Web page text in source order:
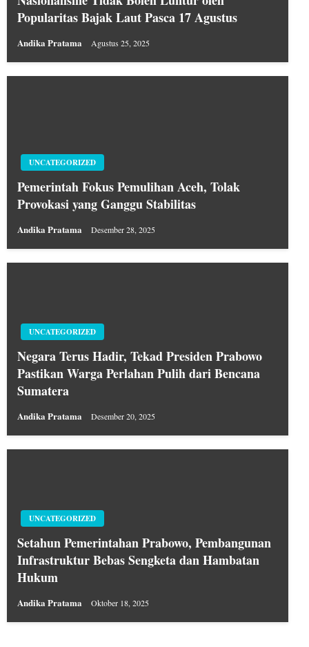
Popularitas Bajak Laut Pasca 17 Agustus
Andika Pratama Agustus 25, 2025
UNCATEGORIZED
Pemerintah Fokus Pemulihan Aceh, Tolak
Provokasi yang Ganggu Stabilitas
Andika Pratama Desember 28, 2025
UNCATEGORIZED
Negara Terus Hadir, Tekad Presiden Prabowo
Pastikan Warga Perlahan Pulih dari Bencana
Sumatera
Andika Pratama Desember 20, 2025
UNCATEGORIZED
Setahun Pemerintahan Prabowo, Pembangunan
Infrastruktur Bebas Sengketa dan Hambatan
Hukum
Andika Pratama Oktober 18, 2025